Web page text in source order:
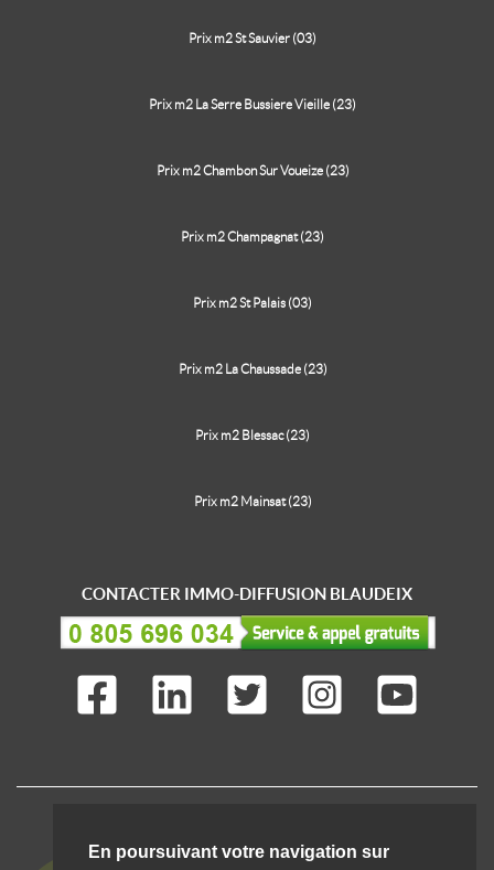
En poursuivant votre navigation sur
Prix m2 St Sauvier (03)
Prix m2 La Serre Bussiere Vieille (23)
Prix m2 Chambon Sur Voueize (23)
Prix m2 Champagnat (23)
Prix m2 St Palais (03)
Prix m2 La Chaussade (23)
Prix m2 Blessac (23)
Prix m2 Mainsat (23)
CONTACTER IMMO-DIFFUSION BLAUDEIX